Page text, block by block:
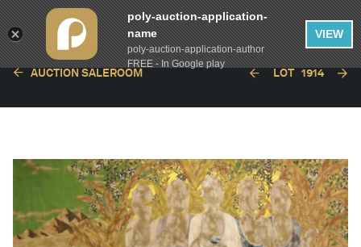
AUCTION SALEROOM LOT 1914
poly-auction-application-
name
poly-auction-application-author
FREE - In Google play
VIEW